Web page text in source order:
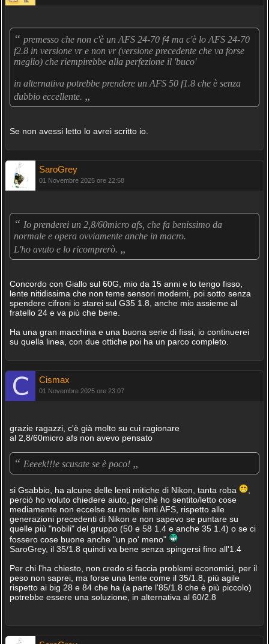
“ premesso che non c'è un AFS 24-70 f4 ma c'è lo AFS 24-70
f2.8 in versione vr e non vr (versione precedente che va forse
meglio) che riempirebbe alla perfezione il 'buco'
in alternativa potrebbe prendere un AFS 50 f1.8 che è senza
dubbio eccellente. „
Se non avessi letto lo avrei scritto io.
SaroGrey
01 Novembre 2025 ore 22:58
“ Io prenderei un 2,8/60micro afs, che fa benissimo da
normale e opera ovviamente anche in macro.
L'ho avuto e lo ricomprerò. „
Concordo con Giallo sul 60G, mio da 15 anni e lo tengo fisso,
lente nitidissima che non teme sensori moderni, poi sotto senza
spendere cifroni io starei sul G35 1.8, anche mio assieme al
fratello 24 e va più che bene.
Ha una gran macchina e una buona serie di fissi, io continuerei
su quella linea, con due ottiche poi ha un parco completo.
Cismax
01 Novembre 2025 ore 23:07
grazie ragazzi, c'è già molto su cui ragionare
al 2,8/60micro afs non avevo pensato
“ Eeeek!!!e scusate se è poco! „
si Gsabbio, ha alcune delle lenti mitiche di Nikon, tanta roba
,
perciò ho voluto chiedere aiuto, perchè ho sentito/letto cose
mediamente non eccelse su molte lenti AFS, rispetto alle
generazioni precedenti di Nikon e non sapevo se puntare su
quelle più "nobili" del gruppo (50 e 58 1.4 e anche 35 1.4) o se ci
fossero cose buone anche "un po' meno"
SaroGrey, il 35/1.8 quindi va bene senza spingersi fino all'1.4
Per chi l'ha chiesto, non credo si faccia problemi economici, per il
peso non saprei, ma forse una lente come il 35/1.8, più agile
rispetto ai big 28 e 84 che ha (a parte l'85/1.8 che è più piccolo)
potrebbe essere una soluzione, in alternativa al 60/2.8